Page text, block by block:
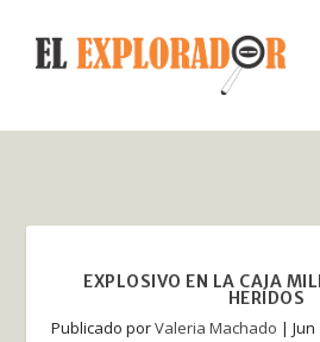
EXPLOSIVO EN LA CAJA
HERIDOS
Publicado porValeria Machado | Jun